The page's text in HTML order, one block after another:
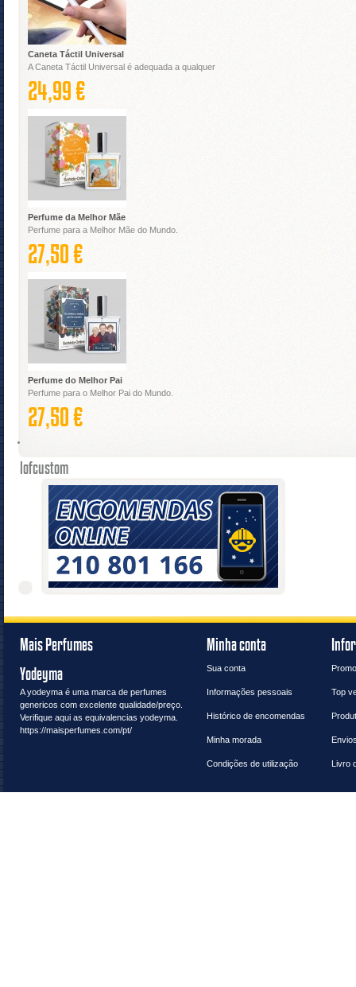
Caneta Táctil Universal
A Caneta Táctil Universal é adequada a qualquer
24,99 €
Perfume da Melhor Mãe
Perfume para a Melhor Mãe do Mundo.
27,50 €
Perfume do Melhor Pai
Perfume para o Melhor Pai do Mundo.
27,50 €
lofcustom
Mais Perfumes
Yodeyma
Ayodeyma é uma marca de perfumes
genericos com excelente qualidade/preço.
Verifique aqui as equivalencias yodeyma
https://maisperfumes.com/pt/
Minha conta
Sua conta
Informações pessoais
Histórico de encomendas
Minha morada
Condições de utilização
Top
Livro